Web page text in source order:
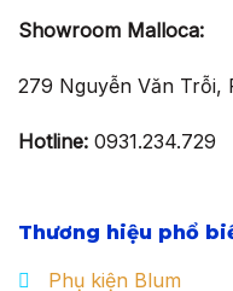
Showroom Malloca:
279 Nguyễn Văn Trỗi,
Hotline: 0931.234.729
Thương hiệu phổ
Phụ kiện Blum